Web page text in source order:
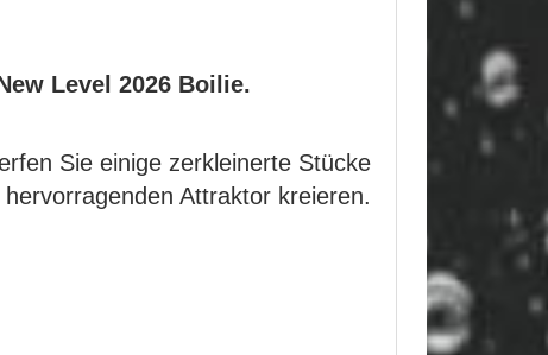
Level 2026 Boilie.
Sie einige zerkleinerte Stücke
Attraktor kreieren.